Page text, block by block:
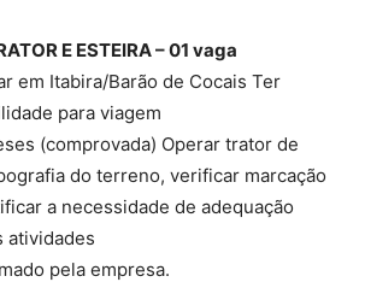
E ESTEIRA – 01 vaga
em Itabira/Barão de Cocais Ter
para viagem
(comprovada) Operar trator de
do terreno, verificar marcação
a necessidade de adequação
atividades
pela empresa.